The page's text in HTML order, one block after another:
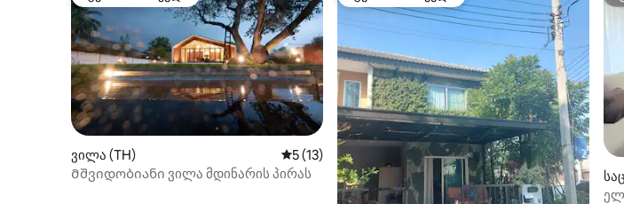
ვილა (TH) საშუალო შეფასებაა 5‑დან 5, 13 მიმოხილვა
5 (13)
Მშვიდობიანი ვილა მდინარის პირას